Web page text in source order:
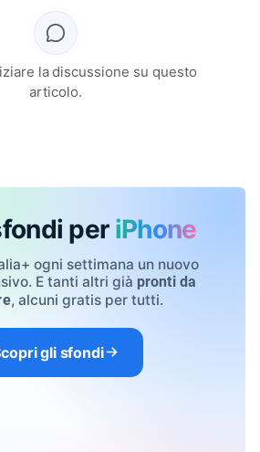
la discussione su questo
articolo.
per iPhone
ogni settimana un nuovo
E tanti altri già pronti da
, alcuni gratis per tutti.
gli sfondi